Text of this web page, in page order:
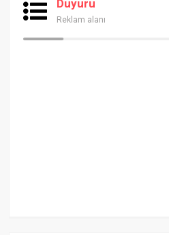
Duyuru
Reklam alanı